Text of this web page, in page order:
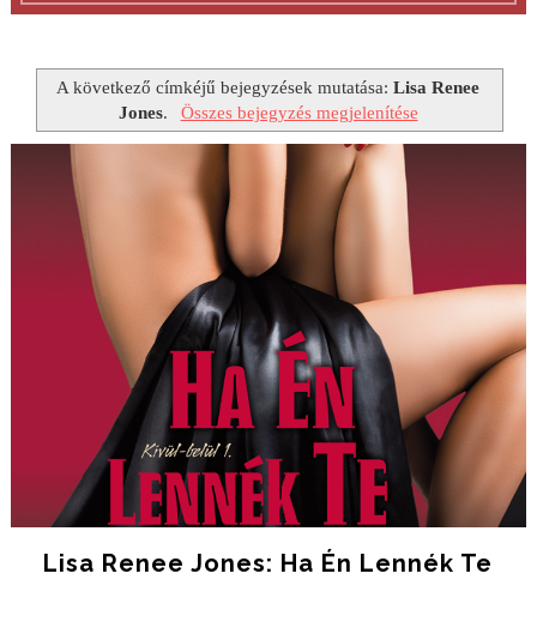
A következő címkéjű bejegyzések mutatása:Lisa Renee
Jones. Összes bejegyzés megjelenítése
Lisa Renee Jones: Ha ​én Lennék Te